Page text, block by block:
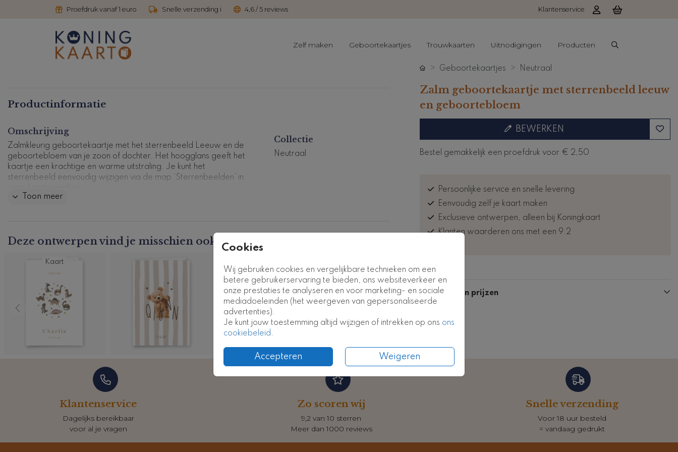
Proefdruk vanaf 1 euro Snelle verzending i 4,6 / 5 reviews Klantenservice
Zelf maken Geboortekaartjes Trouwkaarten Uitnodigingen Producten
Cookies
Wij gebruiken cookies en vergelijkbare technieken om een
betere gebruikerservaring te bieden, ons websiteverkeer en
onze prestaties te analyseren en voor marketing- en sociale
mediadoeleinden (het weergeven van gepersonaliseerde
advertenties).
Je kunt jouw toestemming altijd wijzigen of intrekken op ons ons
cookiebeleid.
Accepteren Weigeren
Productinformatie
Omschrijving
Zalmkleurig geboortekaartje met het sterrenbeeld Leeuw en de
geboortebloem van je zoon of dochter. Het hoogglans geeft het
kaartje een krachtige en warme uitstraling. Je kunt het
sterrenbeeld eenvoudig wijzigen via de map ‘Sterrenbeelden’ in
Toon meer
Collectie
Neutraal
Deze ontwerpen vind je misschien ook leuk
Kaart
Geboortekaartjes Neutraal
Zalm geboortekaartje met sterrenbeeld leeuw
en geboortebloem
BEWERKEN
Bestel gemakkelijk een proefdruk voor € 2,50
Persoonlijke service en snelle levering
Eenvoudig zelf je kaart maken
Exclusieve ontwerpen, alleen bij Koningkaart
Klanten waarderen ons met een 9.2
Formaten en prijzen
Klantenservice
Dagelijks bereikbaar
voor al je vragen
Zo scoren wij
9,2 van 10 sterren
Meer dan 1000 reviews
Snelle verzending
Voor 18 uur besteld
= vandaag gedrukt